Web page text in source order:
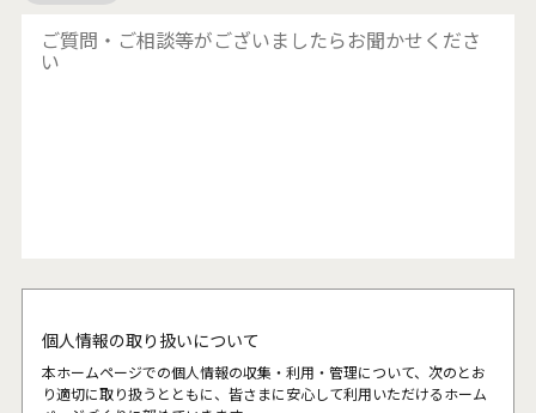
個人情報の取り扱いについて
本ホームページでの個人情報の収集・利用・管理について、次のとお
り適切に取り扱うとともに、皆さまに安心して利用いただけるホーム